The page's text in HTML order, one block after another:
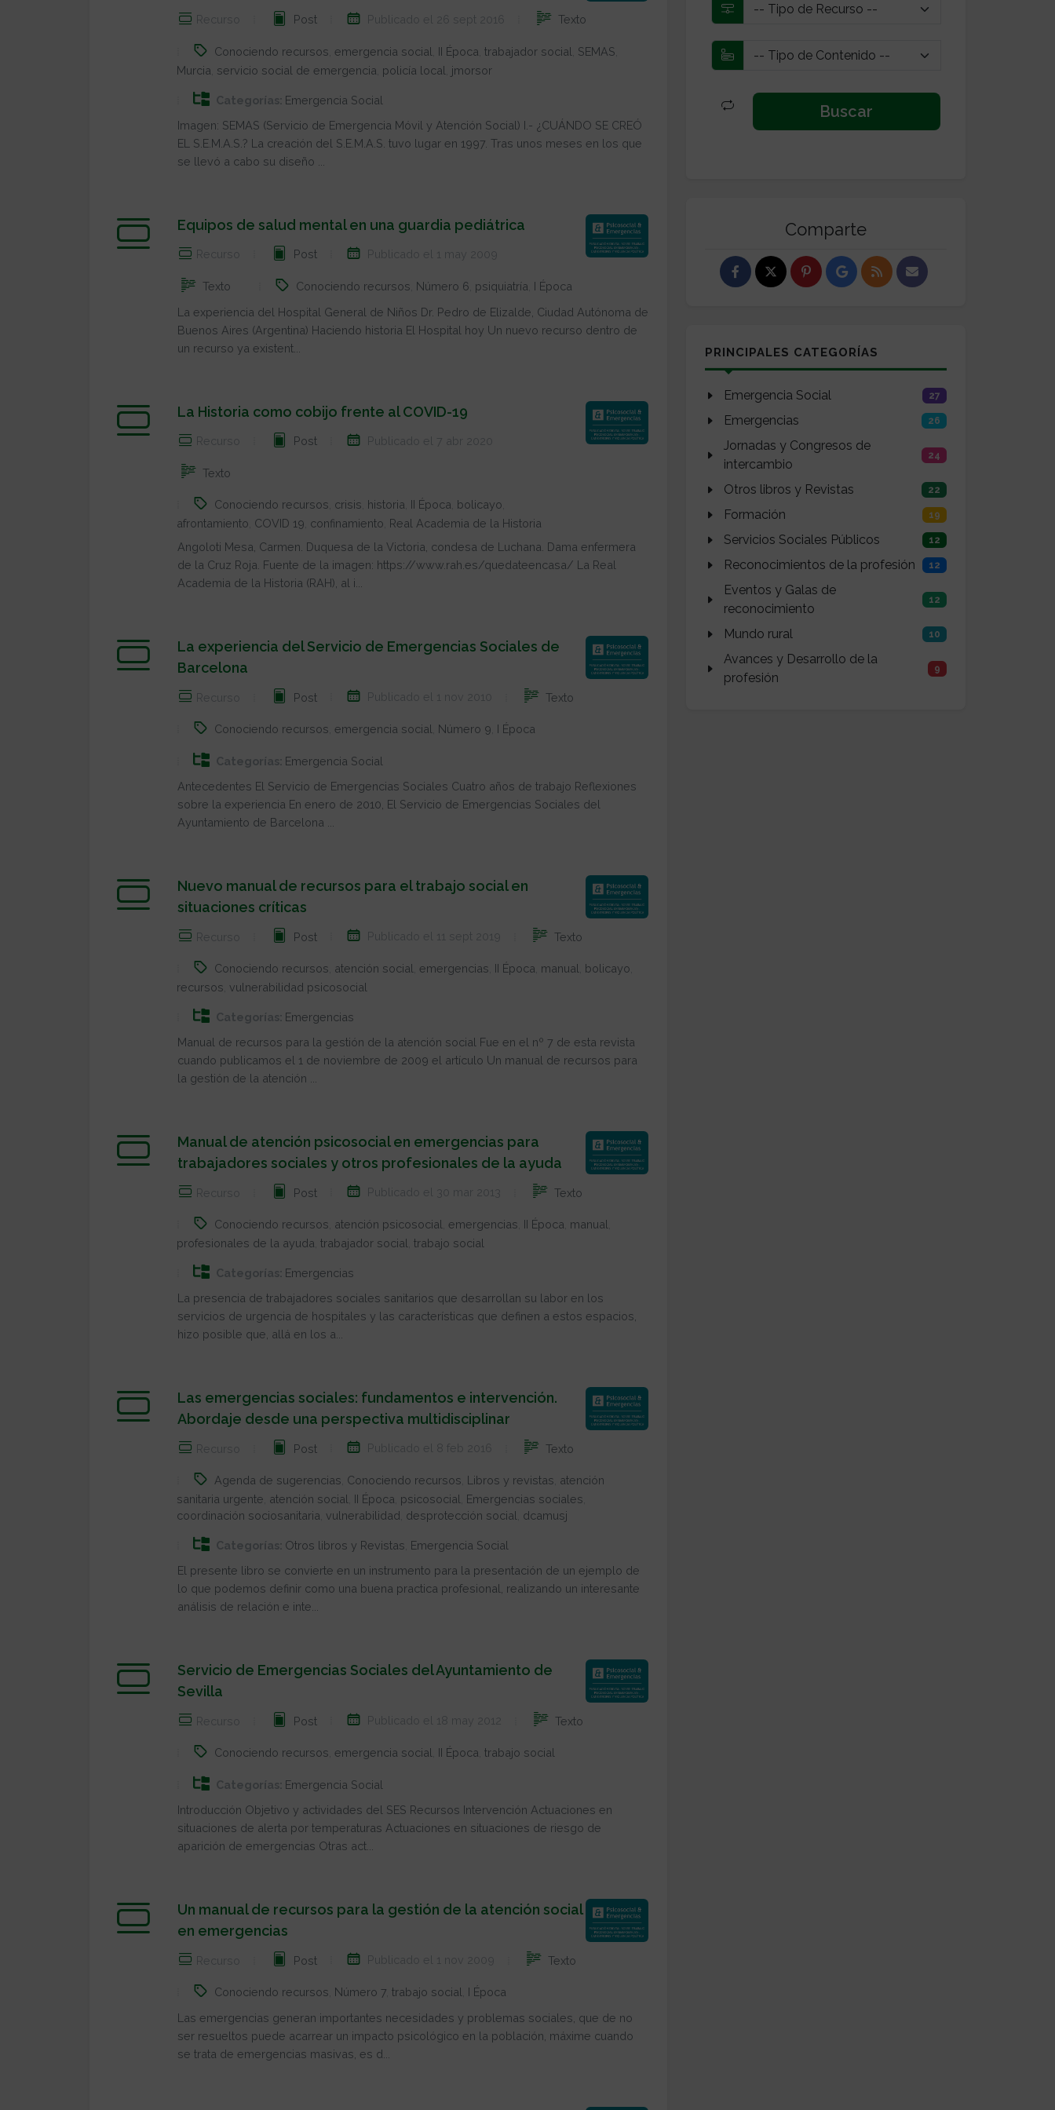
Recurso Post Publicado el 26 sept 2016 Texto
Conociendo recursos emergencia social II Época trabajador social SEMAS
Murcia servicio social de emergencia policía local jmorsor
Categorías: Emergencia Social
Imagen: SEMAS (Servicio de Emergencia Móvil y Atención Social) I.- ¿CUÁNDO SE CREÓ
EL S.E.M.A.S.? La creación del S.E.M.A.S. tuvo lugar en 1997. Tras unos meses en los que
se llevó a cabo su diseño ...
Equipos de salud mental en una guardia pediátrica
Recurso Post Publicado el 1 may 2009
Texto Conociendo recursos Número 6 psiquiatría I Época
La experiencia del Hospital General de Niños Dr. Pedro de Elizalde, Ciudad Autónoma de
Buenos Aires (Argentina) Haciendo historia El Hospital hoy Un nuevo recurso dentro de
un recurso ya existent...
La Historia como cobijo frente al COVID-19
Recurso Post Publicado el 7 abr 2020
Texto
Conociendo recursos crisis historia II Época bolicayo
afrontamiento COVID 19 confinamiento Real Academia de la Historia
Angoloti Mesa, Carmen. Duquesa de la Victoria, condesa de Luchana. Dama enfermera
de la Cruz Roja. Fuente de la imagen: https://www.rah.es/quedateencasa/ La Real
Academia de la Historia (RAH), al i...
La experiencia del Servicio de Emergencias Sociales de
Barcelona
Recurso Post Publicado el 1 nov 2010 Texto
Conociendo recursos emergencia social Número 9 I Época
Categorías: Emergencia Social
Antecedentes El Servicio de Emergencias Sociales Cuatro años de trabajo Reflexiones
sobre la experiencia En enero de 2010, El Servicio de Emergencias Sociales del
Ayuntamiento de Barcelona ...
Nuevo manual de recursos para el trabajo social en
situaciones críticas
Recurso Post Publicado el 11 sept 2019 Texto
Conociendo recursos atención social emergencias II Época manual bolicayo
recursos vulnerabilidad psicosocial
Categorías: Emergencias
Manual de recursos para la gestión de la atención social Fue en el nº 7 de esta revista
cuando publicamos el 1 de noviembre de 2009 el artículo Un manual de recursos para
la gestión de la atención ...
Manual de atención psicosocial en emergencias para
trabajadores sociales y otros profesionales de la ayuda
Recurso Post Publicado el 30 mar 2013 Texto
Conociendo recursos atención psicosocial emergencias II Época manual
profesionales de la ayuda trabajador social trabajo social
Categorías: Emergencias
La presencia de trabajadores sociales sanitarios que desarrollan su labor en los
servicios de urgencia de hospitales y las características que definen a estos espacios,
hizo posible que, allá en los a...
Las emergencias sociales: fundamentos e intervención.
Abordaje desde una perspectiva multidisciplinar
Recurso Post Publicado el 8 feb 2016 Texto
Agenda de sugerencias Conociendo recursos Libros y revistas atención
sanitaria urgente atención social II Época psicosocial Emergencias sociales
coordinación sociosanitaria vulnerabilidad desprotección social dcamusj
Categorías: Otros libros y Revistas Emergencia Social
El presente libro se convierte en un instrumento para la presentación de un ejemplo de
lo que podemos definir como una buena practica profesional, realizando un interesante
análisis de relación e inte...
Servicio de Emergencias Sociales del Ayuntamiento de
Sevilla
Recurso Post Publicado el 18 may 2012 Texto
Conociendo recursos emergencia social II Época trabajo social
Categorías: Emergencia Social
Introducción Objetivo y actividades del SES Recursos Intervención Actuaciones en
situaciones de alerta por temperaturas Actuaciones en situaciones de riesgo de
aparición de emergencias Otras act...
Un manual de recursos para la gestión de la atención social
en emergencias
Recurso Post Publicado el 1 nov 2009 Texto
Conociendo recursos Número 7 trabajo social I Época
Las emergencias generan importantes necesidades y problemas sociales, que de no
ser resueltos puede acarrear un impacto psicológico en la población, máxime cuando
se trata de emergencias masivas, es d...
Comparte
PRINCIPALES CATEGORÍAS
Emergencia Social 27
Emergencias 26
Jornadas y Congresos de
intercambio
24
Otros libros y Revistas 22
Formación 19
Servicios Sociales Públicos 12
Reconocimientos de la profesión 12
Eventos y Galas de
reconocimiento
12
Mundo rural 10
Avances y Desarrollo de la
profesión
9